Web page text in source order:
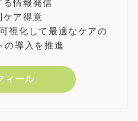
情報発信
ア得意
視化して最適なケアの
の導入を推進
ィール